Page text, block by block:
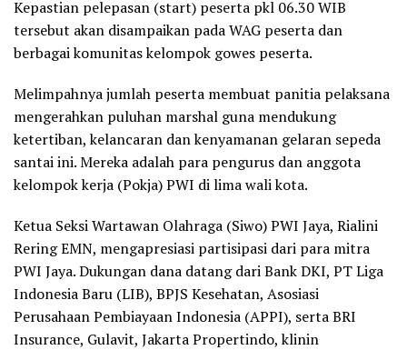
Kepastian pelepasan (start) peserta pkl 06.30 WIB
tersebut akan disampaikan pada WAG peserta dan
berbagai komunitas kelompok gowes peserta.
Melimpahnya jumlah peserta membuat panitia pelaksana
mengerahkan puluhan marshal guna mendukung
ketertiban, kelancaran dan kenyamanan gelaran sepeda
santai ini. Mereka adalah para pengurus dan anggota
kelompok kerja (Pokja) PWI di lima wali kota.
Ketua Seksi Wartawan Olahraga (Siwo) PWI Jaya, Rialini
Rering EMN, mengapresiasi partisipasi dari para mitra
PWI Jaya. Dukungan dana datang dari Bank DKI, PT Liga
Indonesia Baru (LIB), BPJS Kesehatan, Asosiasi
Perusahaan Pembiayaan Indonesia (APPI), serta BRI
Insurance, Gulavit, Jakarta Propertindo, klinin